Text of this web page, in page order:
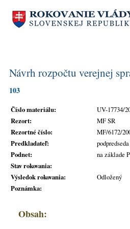
Návrh rozpočtu verejnej
103
Číslo materiálu:
UV-17734/
Rezort:
MF SR
Rezortné číslo:
MF/6172/
Predkladateľ:
Podnet:
na základe
Stav rokovania:
Výsledok rokovania:
Odložený
Poznámka:
Obsah: